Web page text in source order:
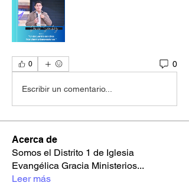
0 0
Escribir un comentario...
Acerca de
Somos el Distrito 1 de Iglesia
Evangélica Gracia Ministerios...
Leer más